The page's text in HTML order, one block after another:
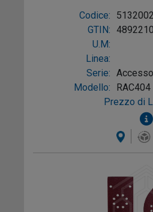
RLM36X40)
Codice:
GTIN:
U.M:
Linea:
Serie:
Modello:
RAC404
Prezzo di